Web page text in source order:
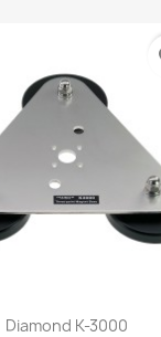
Anteprima
Diamond K-3000